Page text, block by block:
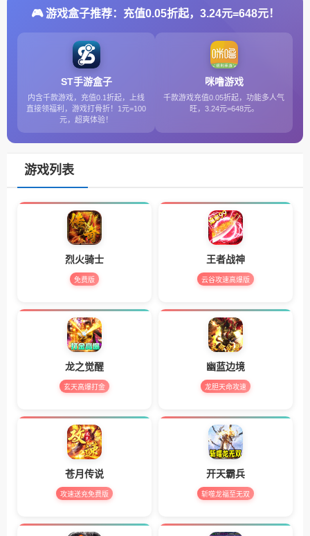
🎮 游戏盒子推荐：充值0.05折起，3.24元=648元！
ST手游盒子
内含千款游戏，充值0.1折起，上线
直接领福利，游戏打骨折！1元=100
元，超爽体验！
咪噜游戏
千款游戏充值0.05折起，功能多人气
旺，3.24元=648元。
游戏列表
烈火骑士
免费版
王者战神
云谷攻速高爆版
龙之觉醒
玄天高爆打金
幽蓝边境
龙胆天命攻速
苍月传说
攻速送充免费版
开天霸兵
斩噬龙福至无双